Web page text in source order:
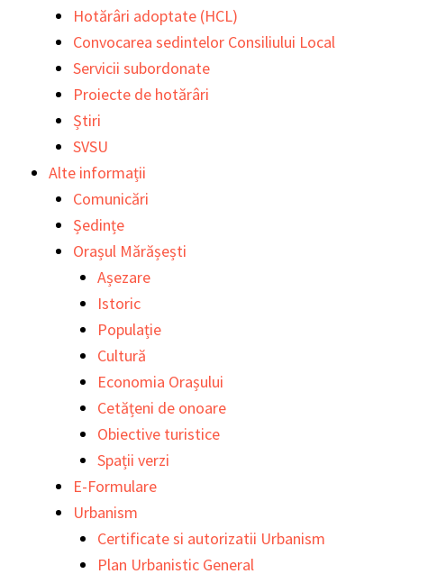
Hotărâri adoptate (HCL)
Convocarea sedintelor Consiliului Local
Servicii subordonate
Proiecte de hotărâri
Știri
SVSU
Alte informații
Comunicări
Ședințe
Orașul Mărășești
Așezare
Istoric
Populație
Cultură
Economia Orașului
Cetățeni de onoare
Obiective turistice
Spații verzi
E-Formulare
Urbanism
Certificate si autorizatii Urbanism
Plan Urbanistic General